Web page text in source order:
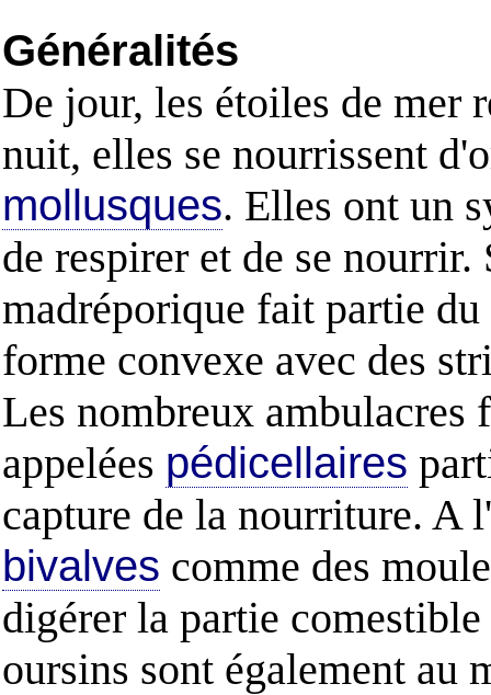
Généralités
De jour, les étoiles de mer
nuit, elles se nourrissent
mollusques. Elles ont un
de respirer et de se nourrir.
madréporique fait partie
forme convexe avec des
Les nombreux ambulacres
appelées pédicellaires
capture de la nourriture. A
bivalves comme des
digérer la partie
oursins sont également au